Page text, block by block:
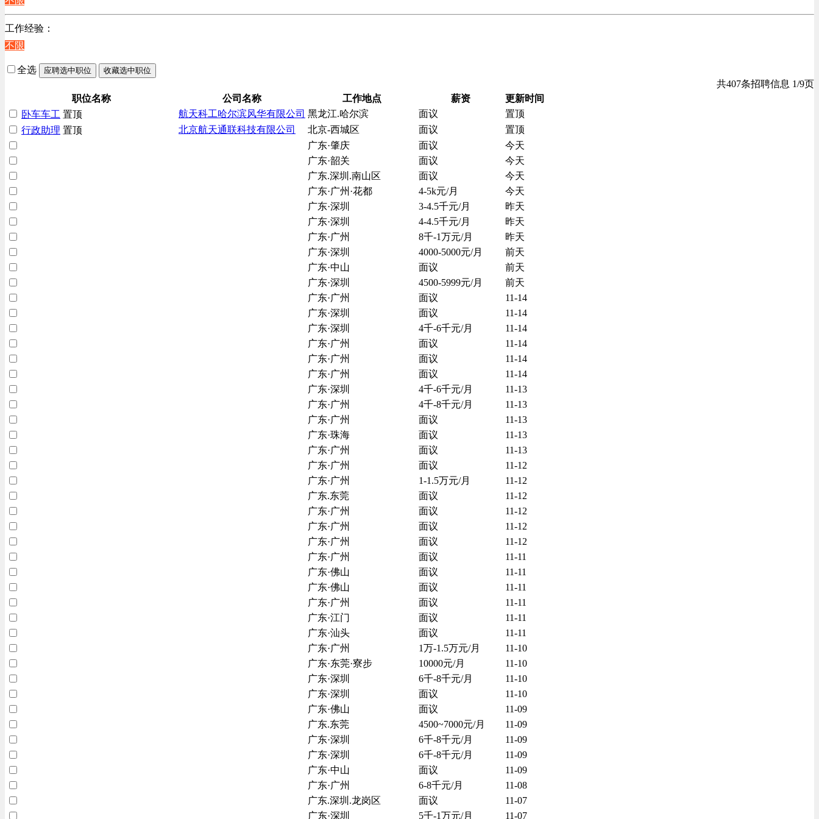
上海
工作经验：
不限
全选 应聘选中职位 收藏选中职位
共407条招聘信息 1/9页
职位名称
公司名称 工作地点 薪资
更新时间
卧车车工 置顶 航天科工哈尔滨风华有限公司 黑龙江.哈尔滨 面议
置顶
行政助理 置顶 北京航天通联科技有限公司 北京-西城区 面议
置顶
广东·肇庆
面议
今天
广东·韶关
面议
今天
广东.深圳.南山区
面议
今天
广东·广州·花都
4-5k元/月
今天
广东·深圳
3-4.5千元/月
昨天
广东·深圳
4-4.5千元/月
昨天
广东·广州
8千-1万元/月
昨天
广东·深圳
4000-5000元/月
前天
广东·中山
面议
前天
广东·深圳
4500-5999元/月
前天
广东·广州
面议
11-14
广东·深圳
面议
11-14
广东·深圳
4千-6千元/月
11-14
广东·广州
面议
11-14
广东·广州
面议
11-14
广东·广州
面议
11-14
广东·深圳
4千-6千元/月
11-13
广东·广州
4千-8千元/月
11-13
广东·广州
面议
11-13
广东·珠海
面议
11-13
广东·广州
面议
11-13
广东·广州
面议
11-12
广东·广州
1-1.5万元/月
11-12
广东.东莞
面议
11-12
广东·广州
面议
11-12
广东·广州
面议
11-12
广东·广州
面议
11-12
广东·广州
面议
11-11
广东·佛山
面议
11-11
广东·佛山
面议
11-11
广东·广州
面议
11-11
广东·江门
面议
11-11
广东·汕头
面议
11-11
广东·广州
1万-1.5万元/月
11-10
广东·东莞·寮步
10000元/月
11-10
广东·深圳
6千-8千元/月
11-10
广东·深圳
面议
11-10
广东·佛山
面议
11-09
广东.东莞
4500~7000元/月
11-09
广东·深圳
6千-8千元/月
11-09
广东·深圳
6千-8千元/月
11-09
广东·中山
面议
11-09
广东·广州
6-8千元/月
11-08
广东.深圳.龙岗区
面议
11-07
广东·深圳
5千-1万元/月 11-07